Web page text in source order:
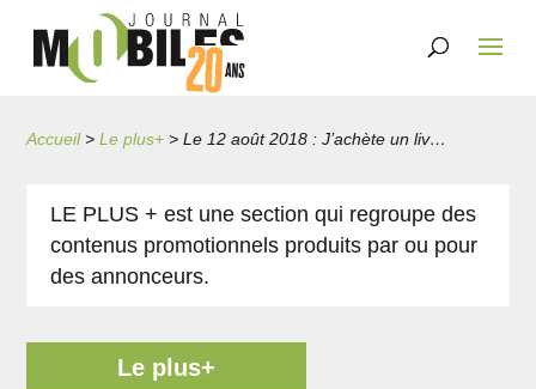
Accueil>Le plus+ > Le 12 août 2018 : J’achète un livre québecois à la Librairie L’Intrigue
LE PLUS + est une section qui regroupe des
contenus promotionnels produits par ou pour
des annonceurs.
Le plus+